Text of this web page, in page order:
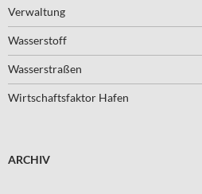
Verwaltung
Wasserstoff
Wasserstraßen
Wirtschaftsfaktor Hafen
ARCHIV